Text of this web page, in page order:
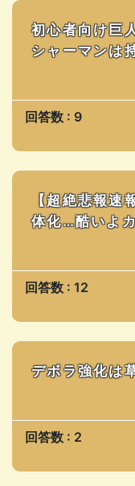
初心者向け巨
シャーマンは
回答数 : 9
【超絶悲報速
体化…酷いよ
回答数 : 12
デボラ強化は
回答数 : 2